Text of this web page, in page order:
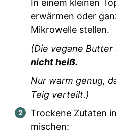
In einem kleinen
erwärmen oder
Mikrowelle stellen.
(Die vegane
nicht heiß.
Nur warm genug,
Teig verteilt.)
Trockene Zutaten
mischen: